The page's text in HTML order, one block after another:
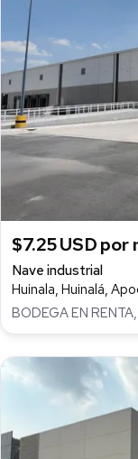
$7.25 USD por
Nave industrial
Huinala, Huinalá,
BODEGA EN